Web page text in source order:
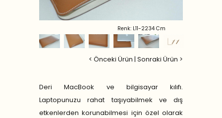
Renk: L11-2234 Cm
< Önceki Ürün | Sonraki Ürün >
Deri MacBook ve bilgisayar kılıfı.
Laptopunuzu rahat taşıyabilmek ve dış
etkenlerden korunabilmesi için özel olarak